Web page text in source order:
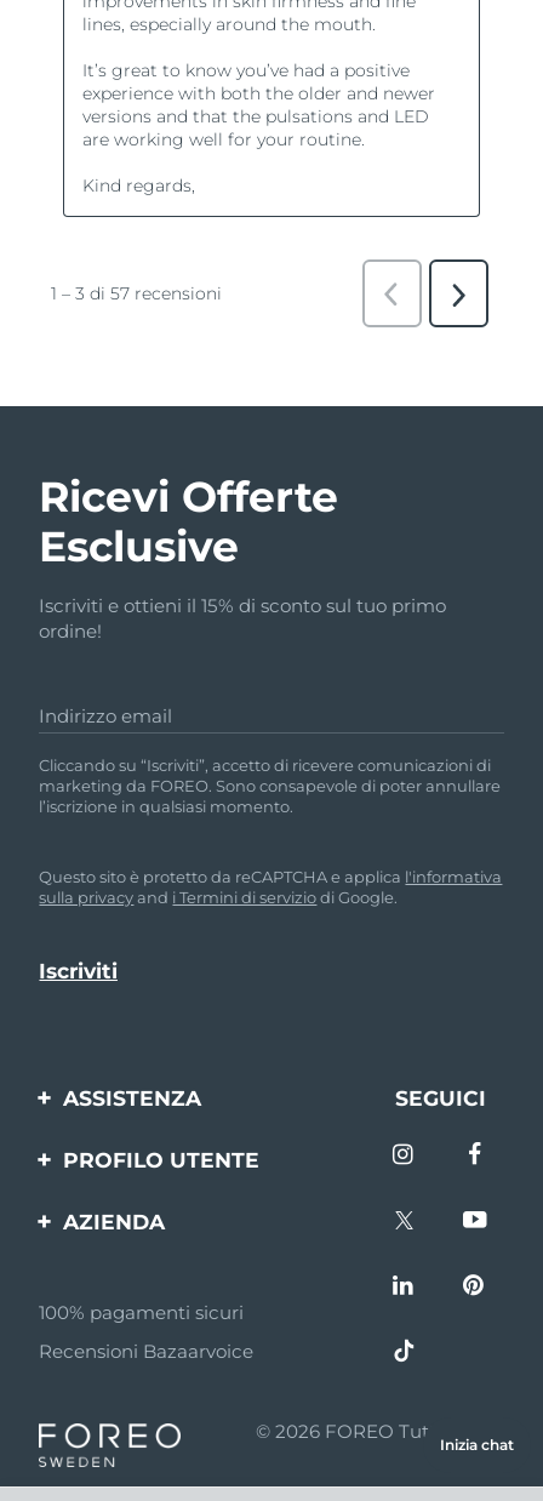
Ricevi Offerte
Esclusive
Iscriviti e ottieni il 15% di sconto sul tuo primo
ordine!
Indirizzo email
Cliccando su “Iscriviti”, accetto di ricevere comunicazioni di
marketing da FOREO. Sono consapevole di poter annullare
l’iscrizione in qualsiasi momento.
Questo sito è protetto da reCAPTCHA e applica l'informativa
sulla privacyand i Termini di serviziodi Google.
ASSISTENZA
Contattaci
batteria
SEGUICI
PROFILO UTENTE
prodotto
AZIENDA
Affiliazione
Notizie di affiliazione
Rivenditori
100% pagamenti sicuri
Recensioni Bazaarvoice
© 2026 FOREO Tutti i diritti
riservati
Inizia chat